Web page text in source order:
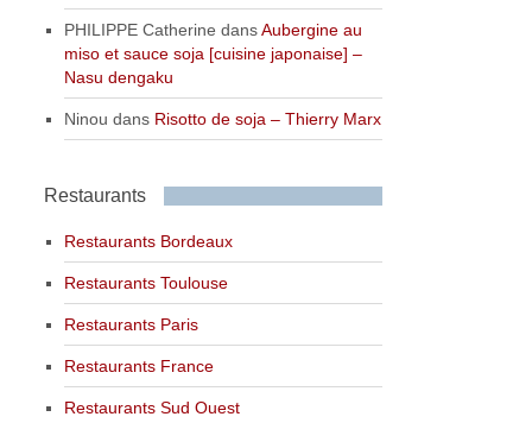
PHILIPPE Catherine dansAubergine au
miso et sauce soja [cuisine japonaise] –
Nasu dengaku
Ninou dans Risotto de soja – Thierry Marx
Restaurants
Restaurants Bordeaux
Restaurants Toulouse
Restaurants Paris
Restaurants France
Restaurants Sud Ouest